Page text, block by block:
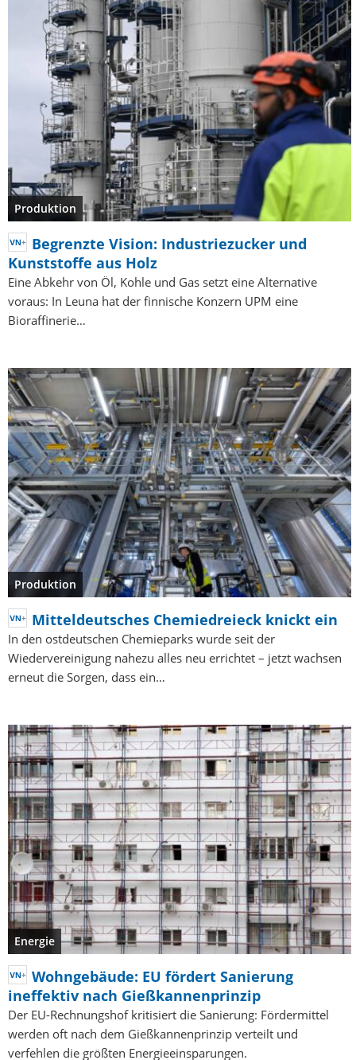
Produktion
Begrenzte Vision: Industriezucker und
Kunststoffe aus Holz
Eine Abkehr von Öl, Kohle und Gas setzt eine Alternative
voraus: In Leuna hat der finnische Konzern UPM eine
Bioraffinerie…
Produktion
Mitteldeutsches Chemiedreieck knickt ein
In den ostdeutschen Chemieparks wurde seit der
Wiedervereinigung nahezu alles neu errichtet – jetzt wachsen
erneut die Sorgen, dass ein…
Energie
Wohngebäude: EU fördert Sanierung
ineffektiv nach Gießkannenprinzip
Der EU-Rechnungshof kritisiert die Sanierung: Fördermittel
werden oft nach dem Gießkannenprinzip verteilt und
verfehlen die größten Energieeinsparungen.